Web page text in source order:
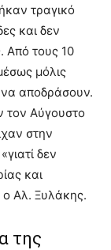
τραγικό
και δεν
Από τους 10
μόλις
αποδράσουν.
τον Αύγουστο
στην
δεν
και
ο Αλ. Ξυλάκης.
της